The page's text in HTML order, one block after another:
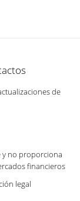
de
y no proporciona
financieros
legal